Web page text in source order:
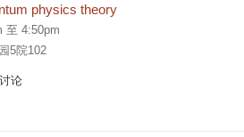
physics theory
至 4:50pm
5院102
论